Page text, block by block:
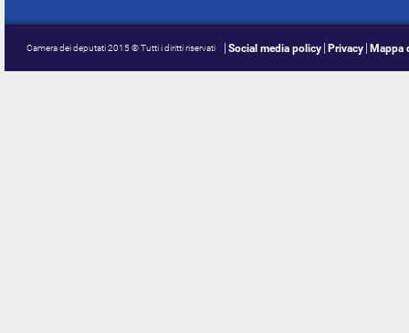
Camera dei deputati 2015 © Tutti i diritti riservati Social media policy Privacy Mappa